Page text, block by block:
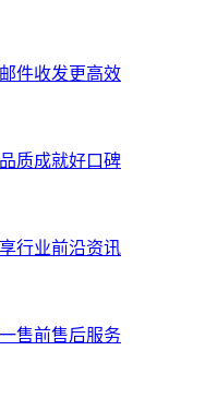
件收发更高效
质成就好口碑
行业前沿资讯
售前售后服务